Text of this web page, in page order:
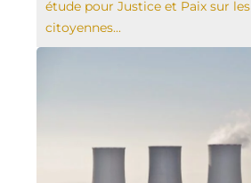
étude pour Justice et Paix sur
citoyennes...